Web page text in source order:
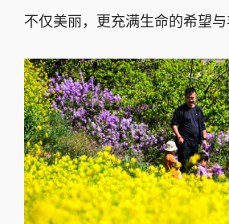
不仅美丽，更充满生命的希望与